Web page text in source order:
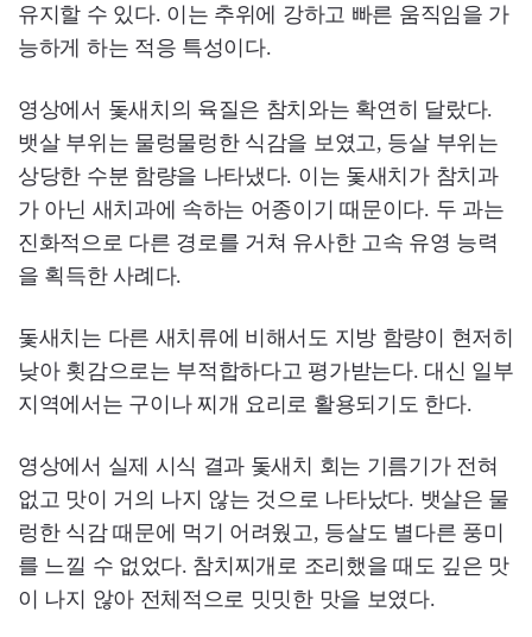
유지할 수 있다. 이는 추위에 강하고 빠른 움직임을 가
능하게 하는 적응 특성이다.
영상에서 돛새치의 육질은 참치와는 확연히 달랐다.
뱃살 부위는 물렁물렁한 식감을 보였고, 등살 부위는
상당한 수분 함량을 나타냈다. 이는 돛새치가 참치과
가 아닌 새치과에 속하는 어종이기 때문이다. 두 과는
진화적으로 다른 경로를 거쳐 유사한 고속 유영 능력
을 획득한 사례다.
돛새치는 다른 새치류에 비해서도 지방 함량이 현저히
낮아 횟감으로는 부적합하다고 평가받는다. 대신 일부
지역에서는 구이나 찌개 요리로 활용되기도 한다.
영상에서 실제 시식 결과 돛새치 회는 기름기가 전혀
없고 맛이 거의 나지 않는 것으로 나타났다. 뱃살은 물
렁한 식감 때문에 먹기 어려웠고, 등살도 별다른 풍미
를 느낄 수 없었다. 참치찌개로 조리했을 때도 깊은 맛
이 나지 않아 전체적으로 밋밋한 맛을 보였다.